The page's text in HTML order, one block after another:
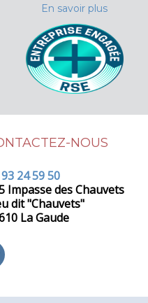
En savoir plus
NOUS
24 59 50
Impasse des Chauvets
dit "Chauvets"
La Gaude